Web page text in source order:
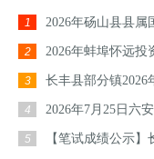
1 2026年砀山县县属
2 2026年蚌埠怀远投
3 长丰县部分镇2026
4 2026年7月25日六
5 【笔试成绩公示